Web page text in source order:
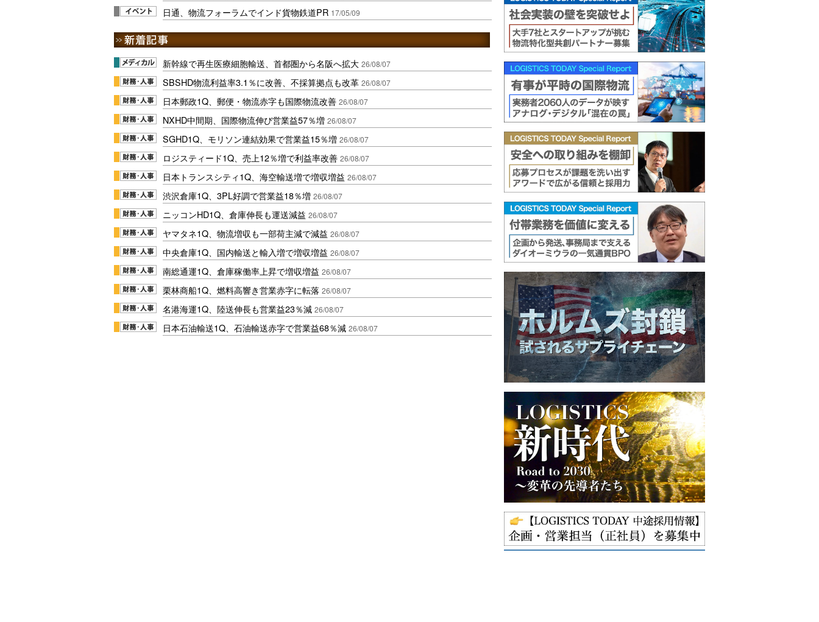
日通、物流フォーラムでインド貨物鉄道PR 17/05/09
新幹線で再生医療細胞輸送、首都圏から名阪へ拡大 26/08/07
SBSHD物流利益率3.1％に改善、不採算拠点も改革 26/08/07
日本郵政1Q、郵便・物流赤字も国際物流改善 26/08/07
NXHD中間期、国際物流伸び営業益57％増 26/08/07
SGHD1Q、モリソン連結効果で営業益15％増 26/08/07
ロジスティード1Q、売上12％増で利益率改善 26/08/07
日本トランスシティ1Q、海空輸送増で増収増益 26/08/07
渋沢倉庫1Q、3PL好調で営業益18％増 26/08/07
ニッコンHD1Q、倉庫伸長も運送減益 26/08/07
ヤマタネ1Q、物流増収も一部荷主減で減益 26/08/07
中央倉庫1Q、国内輸送と輸入増で増収増益 26/08/07
南総通運1Q、倉庫稼働率上昇で増収増益 26/08/07
栗林商船1Q、燃料高響き営業赤字に転落 26/08/07
名港海運1Q、陸送伸長も営業益23％減 26/08/07
日本石油輸送1Q、石油輸送赤字で営業益68％減 26/08/07